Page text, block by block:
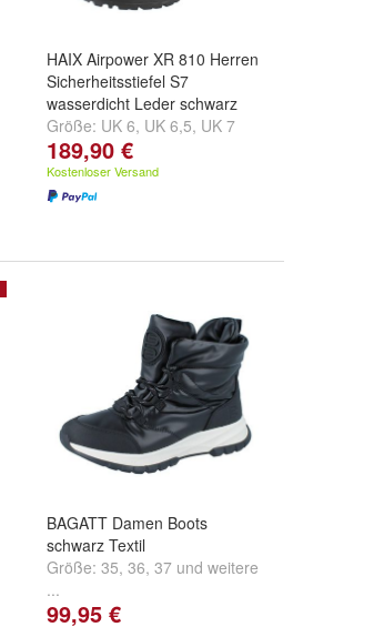
HAIX Airpower XR 810 Herren
Sicherheitsstiefel S7
wasserdicht Leder schwarz
Größe: UK 6, UK 6,5, UK 7
undweitere ...
189,90 €
Kostenloser Versand
BAGATT Damen Boots
schwarz Textil
Größe: 35, 36, 37 und weitere
...
99,95 €